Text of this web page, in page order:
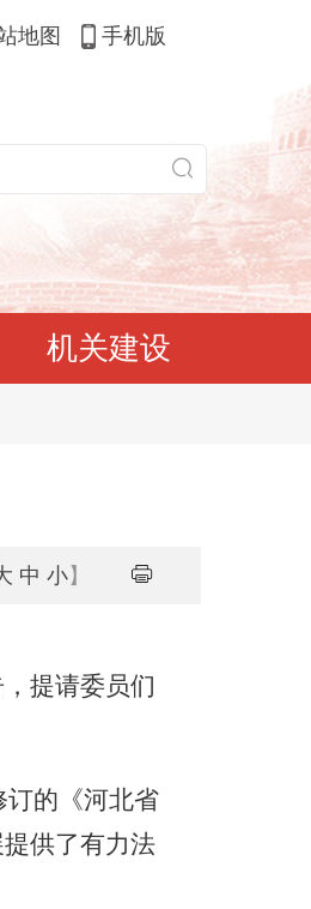
地图 手机版
机关建设
中 小】
提请委员们
的《河北省
供了有力法